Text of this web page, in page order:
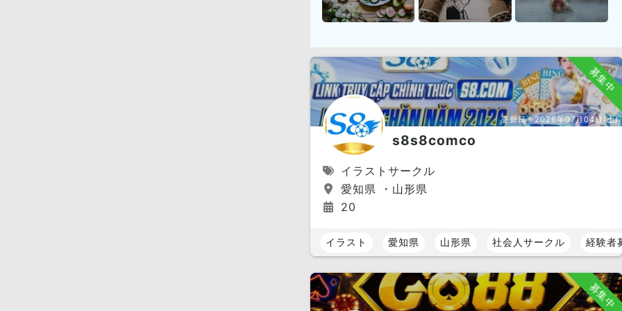
募集中
更新日：2026年07月04日(土)
s8s8comco
イラストサークル
愛知県 ・山形県
20
イラスト 愛知県 山形県 社会人サークル 経験者
募集中